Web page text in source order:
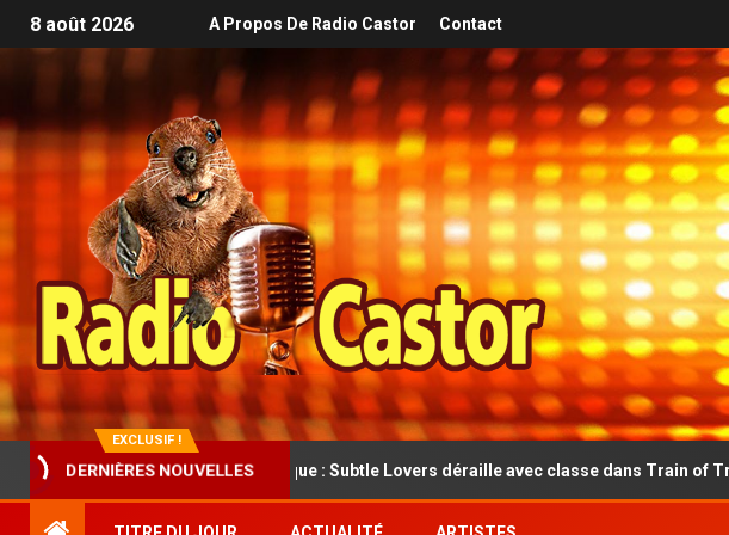
8 août 2026 A Propos De Radio Castor Contact
EXCLUSIF !
DERNIÈRES NOUVELLES
rock cathartique : Subtle Lovers déraille avec classe dans Train of Troubles